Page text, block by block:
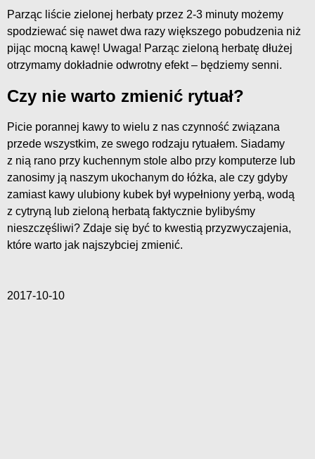
Parząc liście zielonej herbaty przez 2-3 minuty możemy
spodziewać się nawet dwa razy większego pobudzenia niż
pijąc mocną kawę! Uwaga! Parząc zieloną herbatę dłużej
otrzymamy dokładnie odwrotny efekt – będziemy senni.
Czy nie warto zmienić rytuał?
Picie porannej kawy to wielu z nas czynność związana
przede wszystkim, ze swego rodzaju rytuałem. Siadamy
z nią rano przy kuchennym stole albo przy komputerze lub
zanosimy ją naszym ukochanym do łóżka, ale czy gdyby
zamiast kawy ulubiony kubek był wypełniony yerbą, wodą
z cytryną lub zieloną herbatą faktycznie bylibyśmy
nieszczęśliwi? Zdaje się być to kwestią przyzwyczajenia,
które warto jak najszybciej zmienić.
2017-10-10